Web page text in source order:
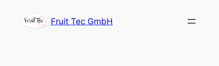
Inhalt
Fruit Tec GmbH